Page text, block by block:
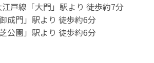
戸線「大門」駅より 徒歩約7分
成門」駅より 徒歩約6分
公園」駅より 徒歩約6分